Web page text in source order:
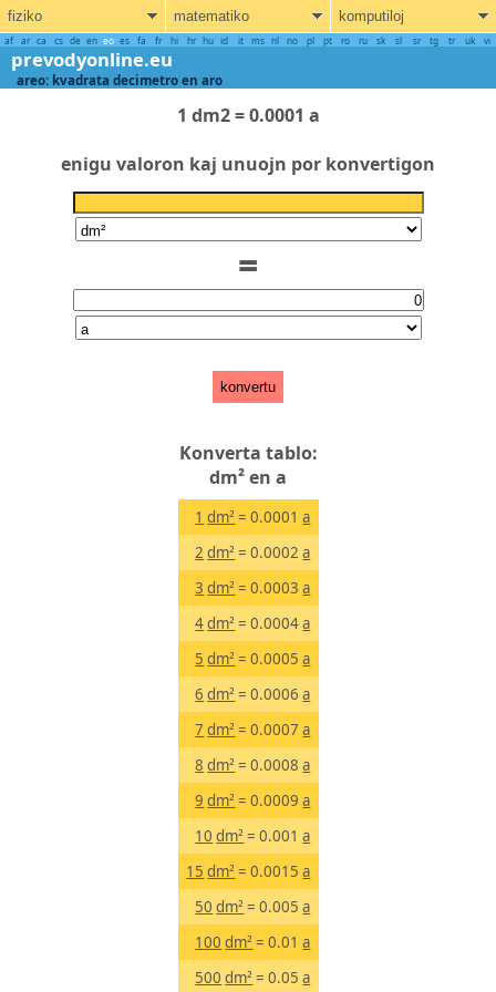
fiziko matematiko komputiloj
af ar ca cs de en eo es fa fr hi hr hu id it ms nl no pl pt ro ru sk sl sr tg tr uk vi
prevodyonline.eu
areo: kvadrata decimetro en aro
1 dm2 = 0.0001 a
enigu valoron kaj unuojn por konvertigon
=
konvertu
Konverta tablo:
dm² en a
1 dm² = 0.0001a
2 dm² = 0.0002a
3 dm² = 0.0003a
4dm² = 0.0004a
5 dm² = 0.0005a
6 dm² = 0.0006a
7 dm² = 0.0007a
8 dm² = 0.0008a
9 dm² = 0.0009a
10 dm² = 0.001a
15 dm² = 0.0015a
50 dm² = 0.005a
100 dm² = 0.01a
500 dm² = 0.05a